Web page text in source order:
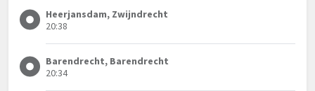
Heerjansdam, Zwijndrecht
20:38
Barendrecht, Barendrecht
20:34